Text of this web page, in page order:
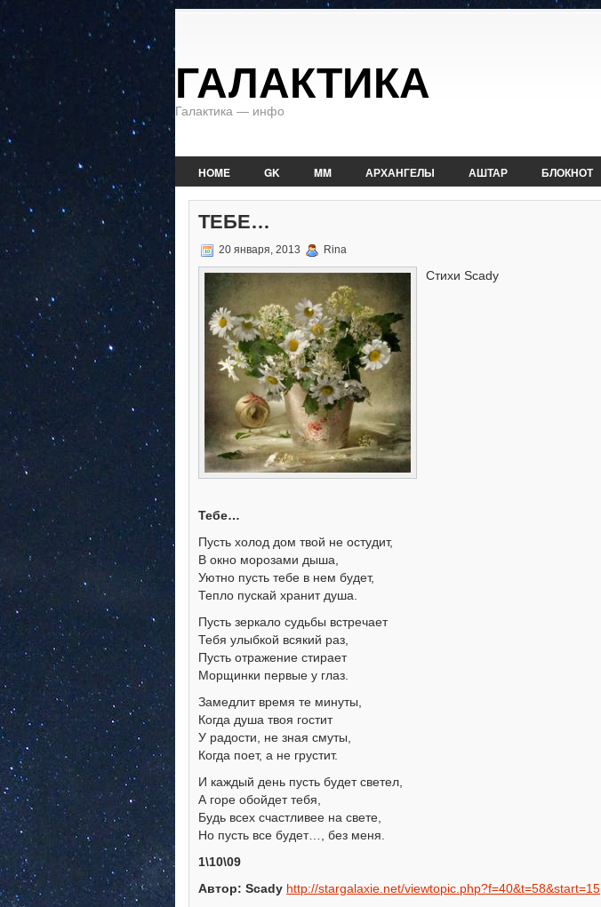
ГАЛАКТИКА
Галактика — инфо
HOME GK MM АРХАНГЕЛЫ АШТАР БЛОКНОТ
ТЕБЕ…
20 января, 2013 Rina
Стихи Scady
Тебе…
Пусть холод дом твой не остудит,
В окно морозами дыша,
Уютно пусть тебе в нем будет,
Тепло пускай хранит душа.
Пусть зеркало судьбы встречает
Тебя улыбкой всякий раз,
Пусть отражение стирает
Морщинки первые у глаз.
Замедлит время те минуты,
Когда душа твоя гостит
У радости, не зная смуты,
Когда поет, а не грустит.
И каждый день пусть будет светел,
А горе обойдет тебя,
Будь всех счастливее на свете,
Но пусть все будет…, без меня.
1\10\09
Автор: Scady http://stargalaxie.net/viewtopic.php?f=40&t=58&start=15